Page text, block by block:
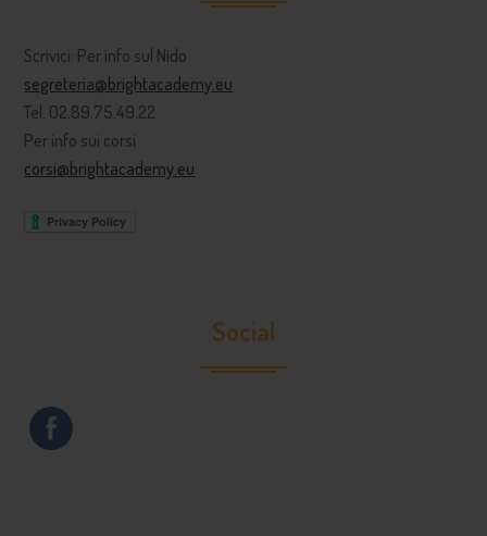
Scrivici: Per info sul Nido
segreteria@brightacademy.eu
Tel. 02.89.75.49.22
Per info sui corsi
corsi@brightacademy.eu
Social